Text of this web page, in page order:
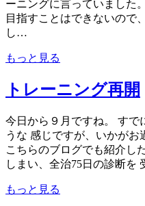
ーニングに言っていました
目指すことはできないので
し…
もっと見る
トレーニング再開
今日から９月ですね。 すで
うな 感じですが、いかがお
こちらのブログでも紹介し
しまい、全治75日の診断
もっと見る